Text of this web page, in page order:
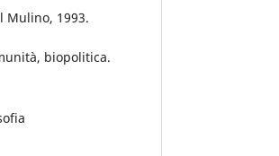
Mulino, 1993.
biopolitica.